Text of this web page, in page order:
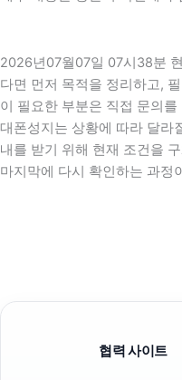
2026년07월07일 07시38분
다면 먼저 목적을 정리하고,
이 필요한 부분은 직접 문의
대폰성지는 상황에 따라 달라
내를 받기 위해 현재 조건을
마지막에 다시 확인하는 과정
협력 사이트